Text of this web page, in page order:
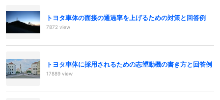
トヨタ車体の面接の通過率を上げるための対策と回答例
7872 view
トヨタ車体に採用されるための志望動機の書き方と回答例
17889 view